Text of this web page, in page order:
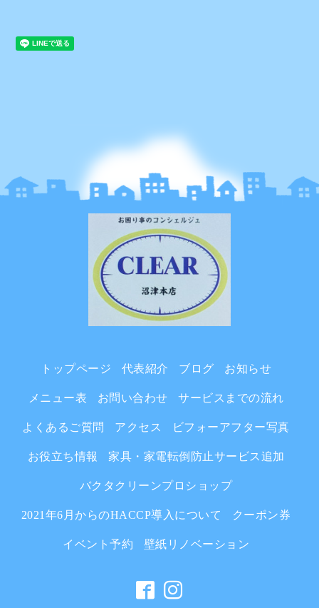
トップページ 代表紹介 ブログ お知らせ
メニュー表 お問い合わせ サービスまでの流れ
よくあるご質問 アクセス ビフォーアフター写真
お役立ち情報 家具・家電転倒防止サービス追加
バクタクリーンプロショップ
2021年6月からのHACCP導入について クーポン券
イベント予約 壁紙リノベーション